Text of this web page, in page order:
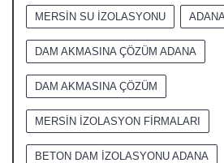
MERSİN SU İZOLASYONU
DAM AKMASINA ÇÖZÜM ADANA
DAM AKMASINA ÇÖZÜM
MERSİN İZOLASYON FİRMALARI
BETON DAM İZOLASYONU ADANA